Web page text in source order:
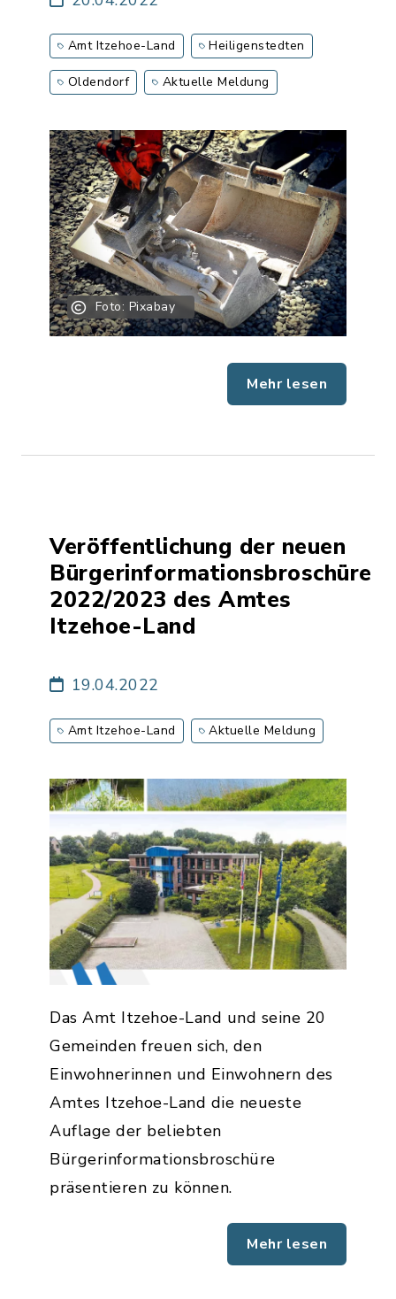
Amt Itzehoe-Land Heiligenstedten
Oldendorf Aktuelle Meldung
Foto: Pixabay
Mehr lesen
Veröffentlichung der neuen
Bürgerinformationsbroschüre
2022/2023 des Amtes
Itzehoe-Land
19.04.2022
Amt Itzehoe-Land Aktuelle Meldung
Das Amt Itzehoe-Land und seine 20
Gemeinden freuen sich, den
Einwohnerinnen und Einwohnern des
Amtes Itzehoe-Land die neueste
Auflage der beliebten
Bürgerinformationsbroschüre
präsentieren zu können.
Mehr lesen